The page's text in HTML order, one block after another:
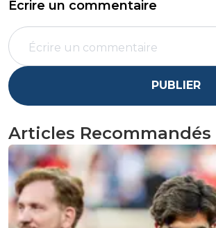
Écrire un commentaire
PUBLIER
Articles Recommandés